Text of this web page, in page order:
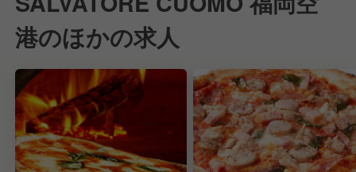
港のほかの求人